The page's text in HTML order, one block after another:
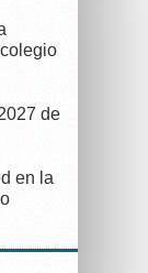
de
en la